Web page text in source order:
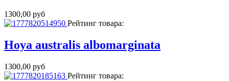
1300,00 руб
Рейтинг товара:
Hoya australis albomarginata
1300,00 руб
Рейтинг товара: